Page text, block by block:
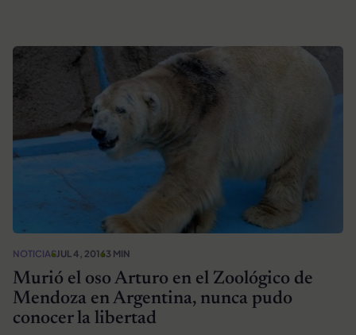
NOTICIASJUL 4, 20163 MIN
Murió el oso Arturo en el Zoológico de
Mendoza en Argentina, nunca pudo
conocer la libertad